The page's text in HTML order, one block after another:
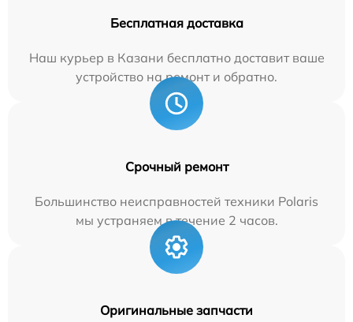
Бесплатная доставка
Наш курьер в Казани бесплатно доставит ваше
устройство на ремонт и обратно.
Срочный ремонт
Большинство неисправностей техники Polaris
мы устраняем в течение 2 часов.
Оригинальные запчасти